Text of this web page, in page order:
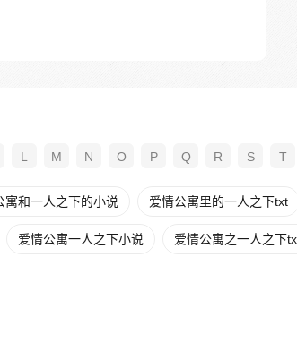
L M N O P Q R S T
寓和一人之下的小说 爱情公寓里的一人之下txt
爱情公寓一人之下小说 爱情公寓之一人之下